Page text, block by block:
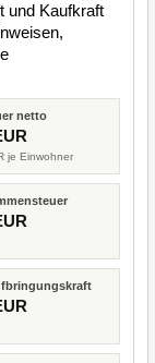
und Kaufkraft
netto
je Einwohner